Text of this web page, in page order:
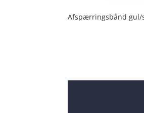
Afspærringsbånd gul/